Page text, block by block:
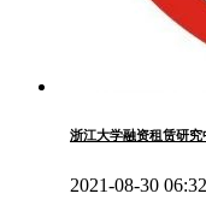
浙江大学融资租赁研究
2021-08-30 06:32